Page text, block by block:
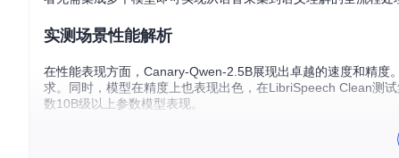
实测场景性能解析
在性能表现方面，Canary-Qwen-2.5B展现出卓越的速度和精
求。同时，模型在精度上也表现出色，在LibriSpeech Clean测
数10B级以上参数模型表现。
模型训练基于234K小时高质量语音数据，涵盖Granary、YTC
集15%的过采样训练，模型特别优化了口语化表达的识别能力